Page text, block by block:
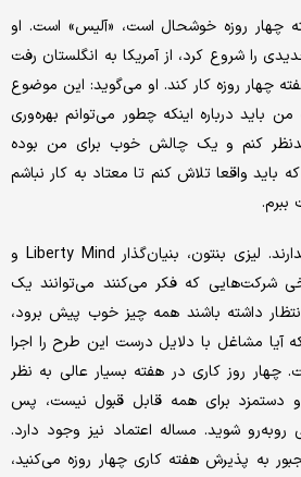
چهار روزه خوشحال است، «آلیس» است. او
را شروع کرد، از آمریکا به انگلستان رفت
چهار روزه کار کند. او می‌گوید: این موضوع
باید درباره اینکه چطور می‌توانم بهره‌وری
کنم و یک چالش خوب برای من بوده
واقعا تلاش کنم تا معتاد به کار نباشم
ببرم.
البته همه تغییر را دوست ندارند. لیزی بنتون، بنیان‌گذار Liberty Mind و
شرکت‌هایی که فکر می‌کنند می‌توانند یک
داشته باشند همه چیز خوب پیش برود،
آیا مشاغل با دلایل درست این طرح را اجرا
چهار روز کاری در هفته بسیار عالی به نظر
دستمزد برای همه قابل قبول نیست، پس
شوید. مساله اعتماد نیز وجود دارد.
به پذیرش هفته کاری چهار روزه می‌کنید،